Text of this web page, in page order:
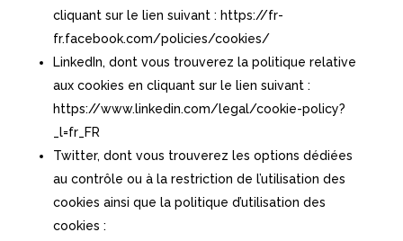
cliquant sur le lien suivant : https://fr-
fr.facebook.com/policies/cookies/
LinkedIn, dont vous trouverez la politique relative
aux cookies en cliquant sur le lien suivant :
https://www.linkedin.com/legal/cookie-policy?
_l=fr_FR
Twitter, dont vous trouverez les options dédiées
au contrôle ou à la restriction de l’utilisation des
cookies ainsi que la politique d’utilisation des
cookies :